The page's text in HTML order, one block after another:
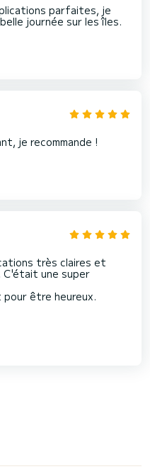
parfaites, je
journée sur les îles.
je recommande !
très claires et
C'était une super
être heureux.